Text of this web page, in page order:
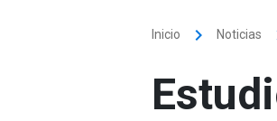
Inicio keyboard_arrow_right Noticias